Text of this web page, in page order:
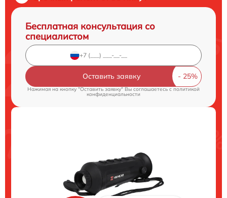
Бесплатная консультация со
специалистом
Оставить заявку
Нажимая на кнопку "Оставить заявку" Вы соглашаетесь cполитикой
конфиденциальности